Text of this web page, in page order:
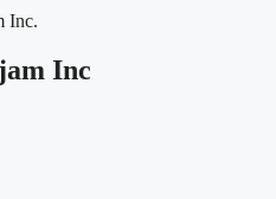
Inc.
Inc